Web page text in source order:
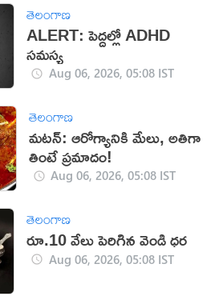
తెలంగాణ
ALERT: పెద్దల్లో ADHD
సమస్య
Aug 06, 2026, 05:08 IST
తెలంగాణ
మటన్: ఆరోగ్యానికి మేలు, అతిగా
తింటే ప్రమాదం!
Aug 06, 2026, 05:08 IST
తెలంగాణ
రూ.10 వేలు పెరిగిన వెండి ధర
Aug 06, 2026, 05:08 IST